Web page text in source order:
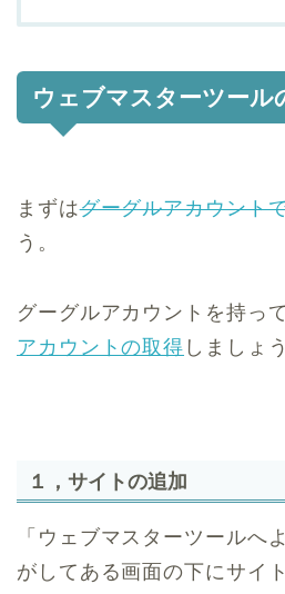
ウェブマスターツール
まずはグーグルアカウント
う。
グーグルアカウントを持っ
アカウントの取得 しましょう
１，サイトの追加
「ウェブマスターツールへ
がしてある画面の下にサイ